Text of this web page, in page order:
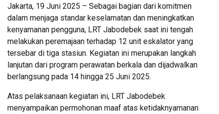
Jakarta, 19 Juni 2025 – Sebagai bagian dari komitmen
dalam menjaga standar keselamatan dan meningkatkan
kenyamanan pengguna, LRT Jabodebek saat ini tengah
melakukan peremajaan terhadap 12 unit eskalator yang
tersebar di tiga stasiun. Kegiatan ini merupakan langkah
lanjutan dari program perawatan berkala dan dijadwalkan
berlangsung pada 14 hingga 25 Juni 2025.
Atas pelaksanaan kegiatan ini, LRT Jabodebek
menyampaikan permohonan maaf atas ketidaknyamanan